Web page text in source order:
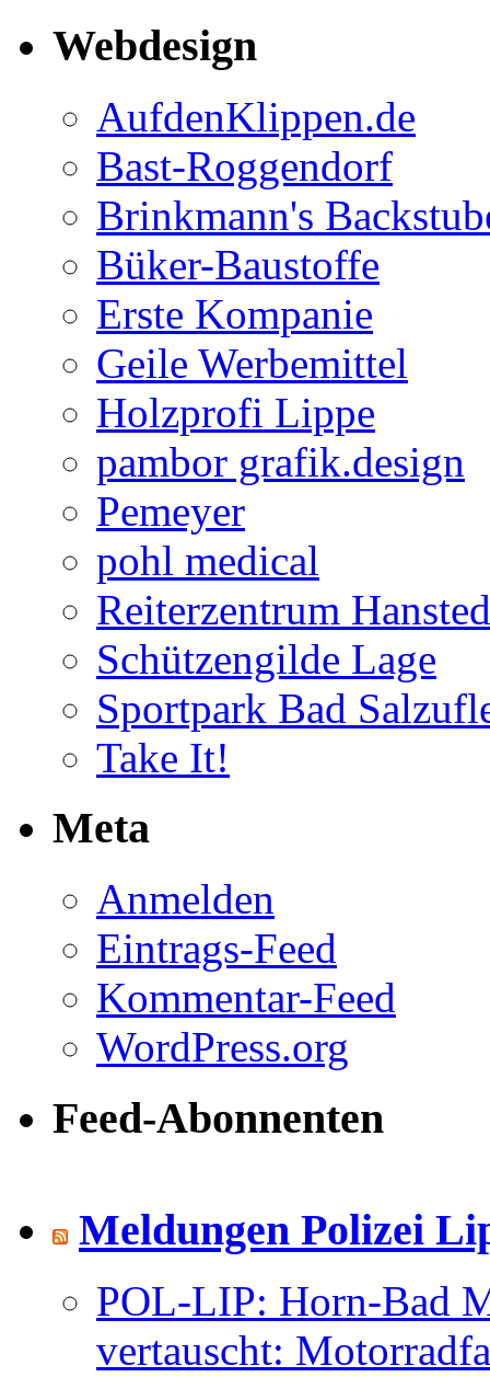
Webdesign
AufdenKlippen.de
Bast-Roggendorf
Brinkmann's
Büker-Baustoffe
Erste Kompanie
Geile Werbemittel
Holzprofi Lippe
pambor grafik.design
Pemeyer
pohl medical
Reiterzentrum
Schützengilde Lage
Sportpark Bad
Take It!
Meta
Anmelden
Eintrags-Feed
Kommentar-Feed
WordPress.org
Feed-Abonnenten
Meldungen Polizei
POL-LIP: Horn-Bad
vertauscht: